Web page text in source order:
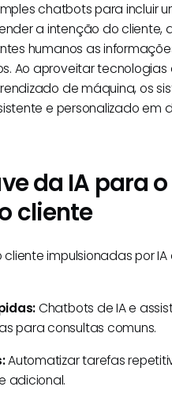
chatbots para incluir
a intenção do cliente,
humanos as
Ao aproveitar
de máquina, os
e personalizado em
da IA para
cliente
impulsionadas por
Chatbots de IA e
para consultas comuns.
Automatizar tarefas
adicional.